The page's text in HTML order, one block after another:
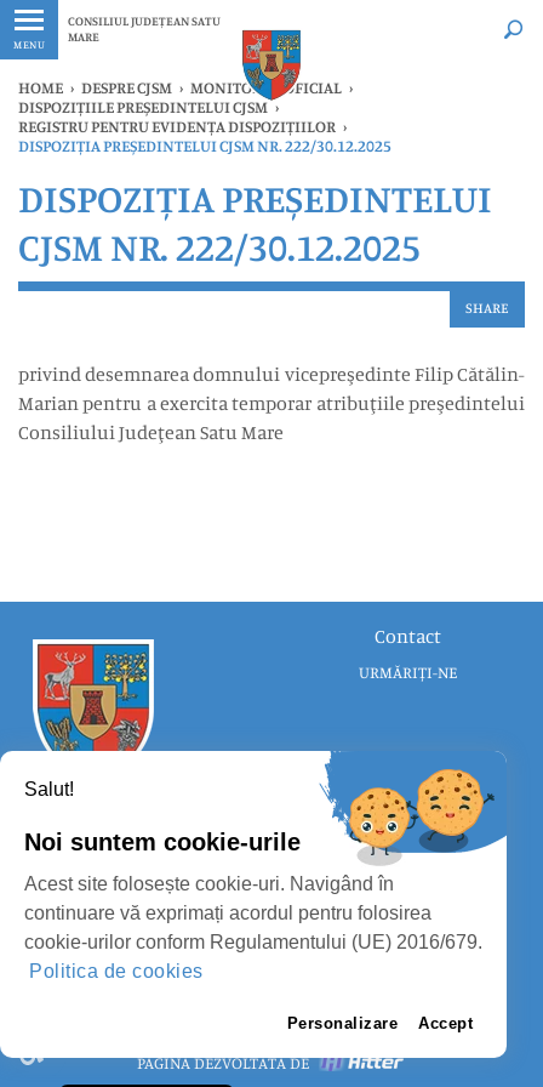
MENU
CONSILIUL JUDEȚEAN SATU
MARE
Ultimele
HOME › DESPRE CJSM › MONITORUL OFICIAL ›
DISPOZIȚIILE PREȘEDINTELUI CJSM ›
REGISTRU PENTRU EVIDENȚA DISPOZIȚIILOR ›
DISPOZIȚIA PREȘEDINTELUI CJSM NR. 222/30.12.2025
DISPOZIȚIA PREȘEDINTELUI
CJSM NR. 222/30.12.2025
SHARE
privind desemnarea domnului vicepreşedinte Filip Cătălin-
Marian pentru a exercita temporar atribuţiile preşedintelui
Consiliului Judeţean Satu Mare
PROTECȚIA DATELOR PERSONALE
MASS-MEDIA
PAGINĂ DEZVOLTATĂ DE
CONSILIUL JUDEȚEAN SATU MARE
Contact
URMĂRIȚI-NE
Salut!
Noi suntem cookie-urile
Acest site folosește cookie-uri. Navigând în
continuare vă exprimați acordul pentru folosirea
cookie-urilor conform Regulamentului (UE) 2016/679.
Politica de cookies
Personalizare Accept